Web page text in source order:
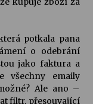
potkala pana
o odebrání
jako faktura a
všechny emaily
Ale ano –
filtr, přesouvající